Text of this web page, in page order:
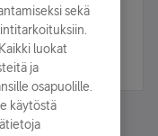
sekä
luokat
ja
osapuolille.
käytöstä